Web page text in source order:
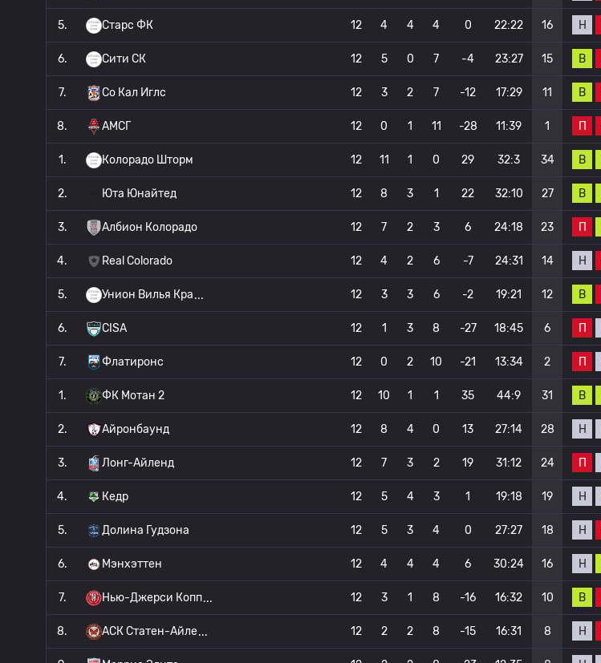
5. Старс ФК 12 4 4 4 0 22:22 16 Н
6. Сити СК 12 5 0 7 -4 23:27 15 В
7. Со Кал Иглс 12 3 2 7 -12 17:29 11 В
8. АМСГ 12 0 1 11 -28 11:39 1 П
1. Колорадо Шторм 12 11 1 0 29 32:3 34 В
2. Юта Юнайтед 12 8 3 1 22 32:10 27 В
3. Албион Колорадо 12 7 2 3 6 24:18 23 П
4. Real Colorado 12 4 2 6 -7 24:31 14 Н
5. Унион Вилья Кра 12 3 3 6 -2 19:21 12 В
6. CISA 12 1 3 8 -27 18:45 6 П
7. Флатиронс 12 0 2 10 -21 13:34 2 П
1. ФК Мотан 2 12 10 1 1 35 44:9 31 В
2. Айронбаунд 12 8 4 0 13 27:14 28 Н
3. Лонг-Айленд 12 7 3 2 19 31:12 24 П
4. Кедр 12 5 4 3 1 19:18 19 Н
5. Долина Гудзона 12 5 3 4 0 27:27 18 Н
6. Мэнхэттен 12 4 4 4 6 30:24 16 Н
7. Нью-Джерси Копп 12 3 1 8 -16 16:32 10 В
8. АСК Статен-Айле 12 2 2 8 -15 16:31 8 Н